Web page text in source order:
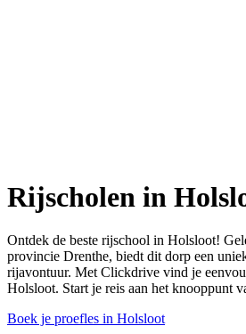
Rijscholen in
Ontdek de beste rijschool in Holsloot!
provincie Drenthe, biedt dit dorp een
rijavontuur. Met Clickdrive vind je
Holsloot. Start je reis aan het knooppunt
Boek je proefles in Holsloot